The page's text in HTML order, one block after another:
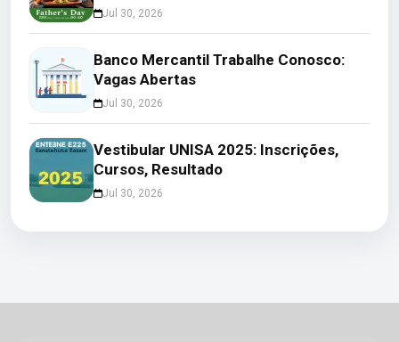
Jul 30, 2026
Banco Mercantil Trabalhe Conosco:
Vagas Abertas
Jul 30, 2026
Vestibular UNISA 2025: Inscrições,
Cursos, Resultado
Jul 30, 2026